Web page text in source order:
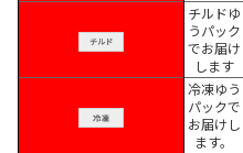
チルドゆ
うパック
でお届け
します
冷凍ゆう
パックで
お届けし
ます。